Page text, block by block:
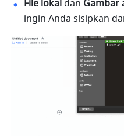
File lokal dan Gambar
ingin Anda sisipkan